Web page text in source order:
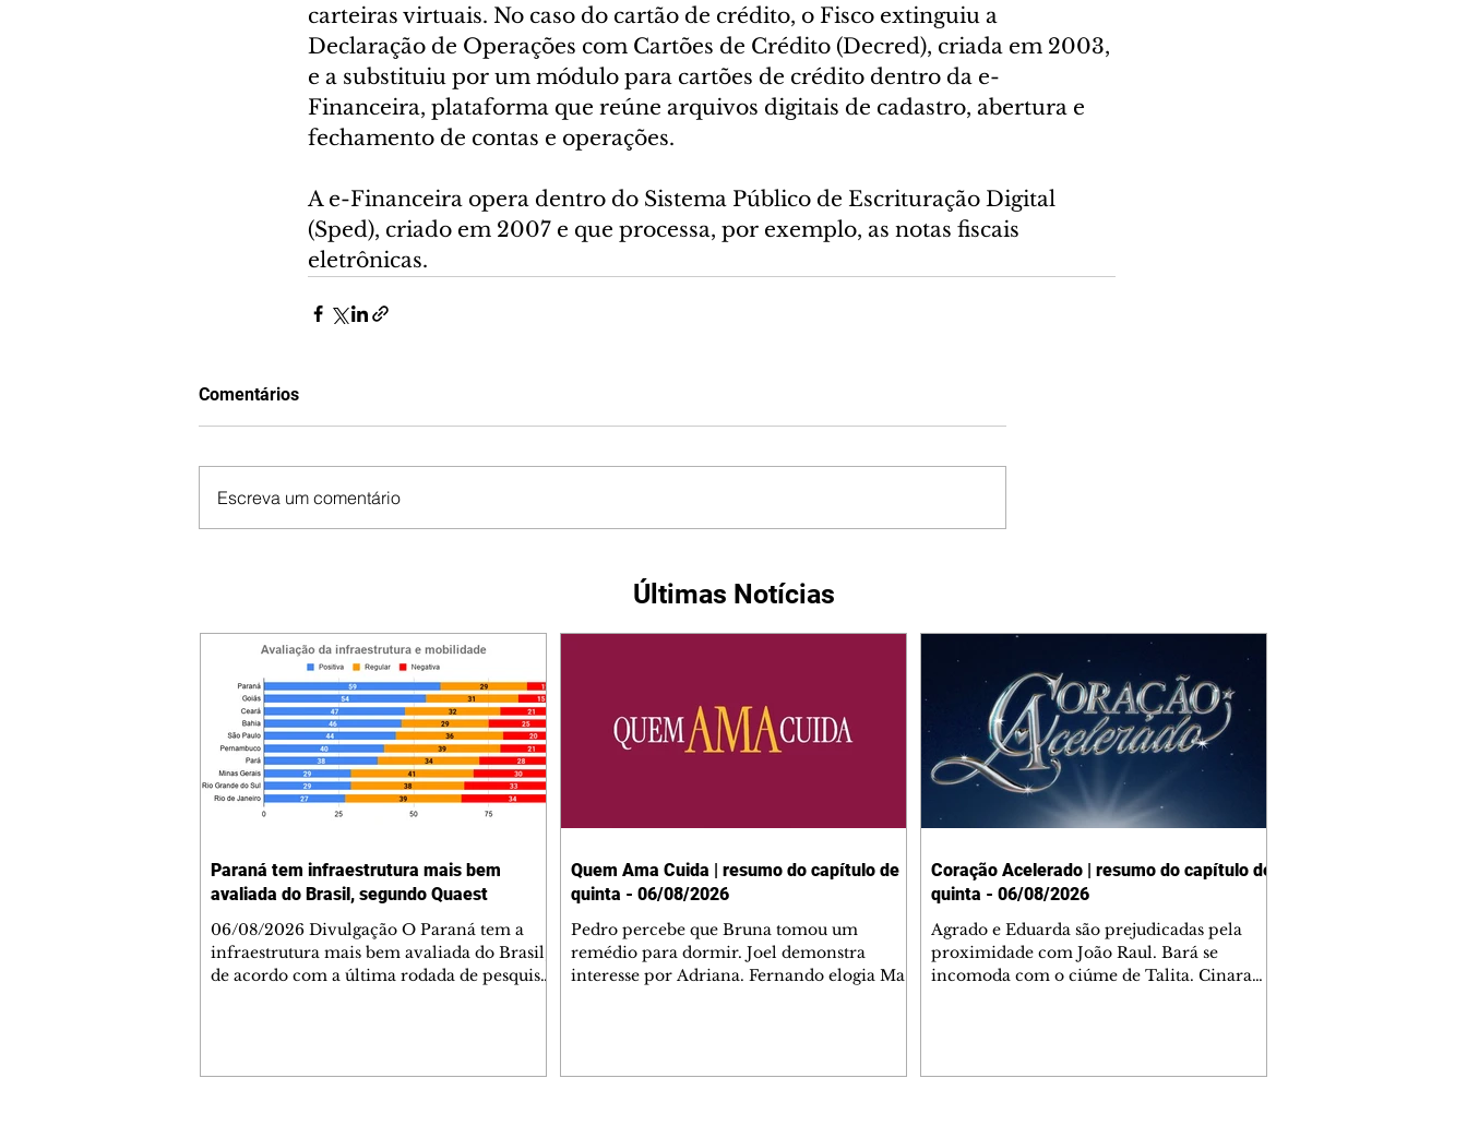
carteiras virtuais. No caso do cartão de crédito, o Fisco extinguiu a
Declaração de Operações com Cartões de Crédito (Decred), criada em 2003,
e a substituiu por um módulo para cartões de crédito dentro da e-
Financeira, plataforma que reúne arquivos digitais de cadastro, abertura e
fechamento de contas e operações.
A e-Financeira opera dentro do Sistema Público de Escrituração Digital
(Sped), criado em 2007 e que processa, por exemplo, as notas fiscais
eletrônicas.
Comentários
Escreva um comentário
Últimas Notícias
Paraná tem infraestrutura mais bem
avaliada do Brasil, segundo Quaest
06/08/2026 Divulgação O Paraná tem a
infraestrutura mais bem avaliada do Brasil,
de acordo com a última rodada de pesquisas
Quem Ama Cuida | resumo do capítulo de
quinta - 06/08/2026
Pedro percebe que Bruna tomou um
remédio para dormir. Joel demonstra
interesse por Adriana. Fernando elogia Mau
Coração Acelerado | resumo do capítulo de
quinta - 06/08/2026
Agrado e Eduarda são prejudicadas pela
proximidade com João Raul. Bará se
incomoda com o ciúme de Talita. Cinara